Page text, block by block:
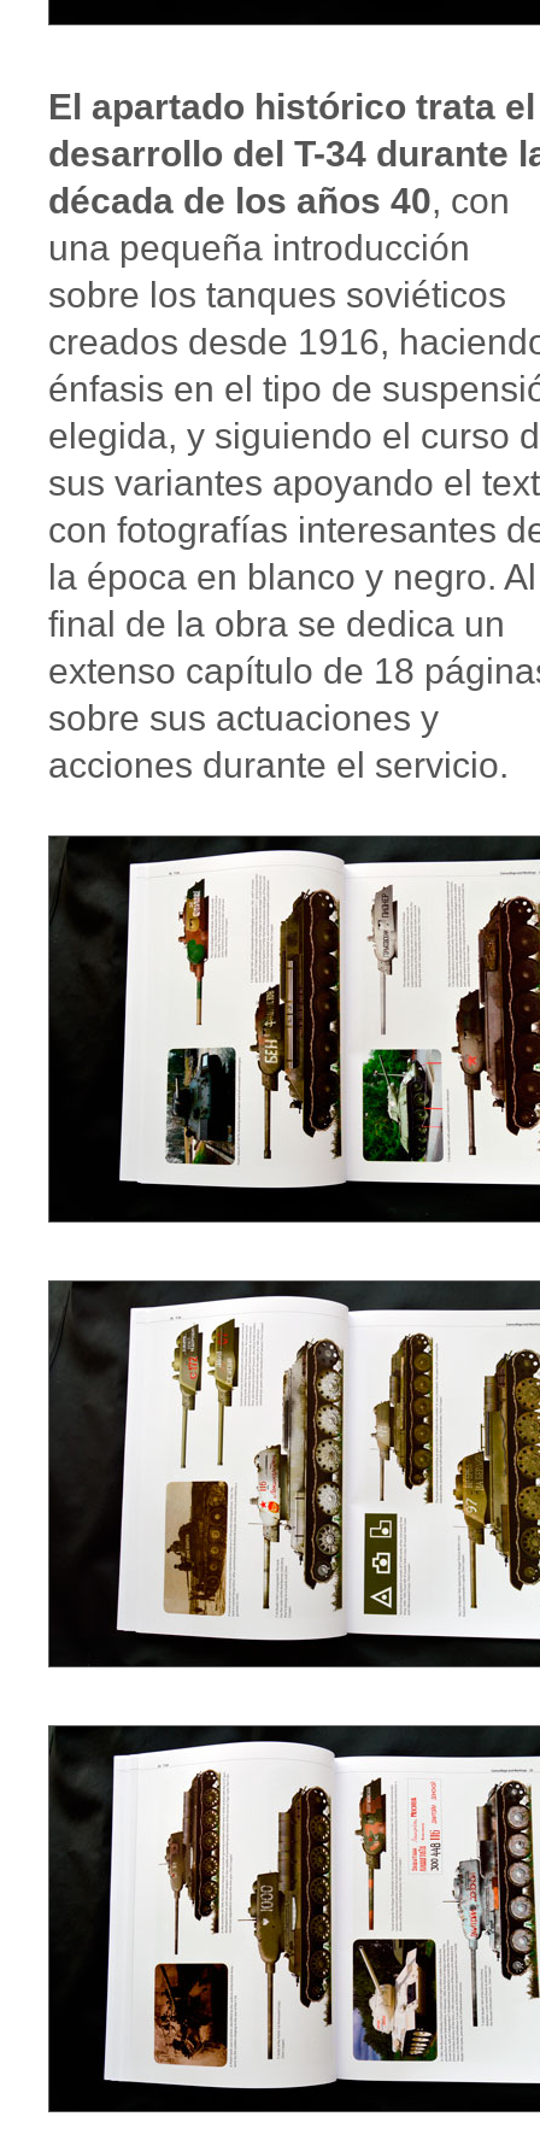
El apartado histórico trata el
desarrollo del T-34 durante
década de los años 40, con
una pequeña introducción
sobre los tanques soviéticos
creados desde 1916,
énfasis en el tipo de
elegida, y siguiendo el curso
sus variantes apoyando el
con fotografías interesantes
la época en blanco y negro. Al
final de la obra se dedica un
extenso capítulo de 18
sobre sus actuaciones y
acciones durante el servicio.